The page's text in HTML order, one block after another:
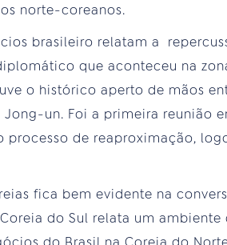
norte-coreanos.
brasileiro relatam a
que aconteceu na
o histórico aperto de mãos
un. Foi a primeira reunião
processo de reaproximação,
fica bem evidente na
do Sul relata um